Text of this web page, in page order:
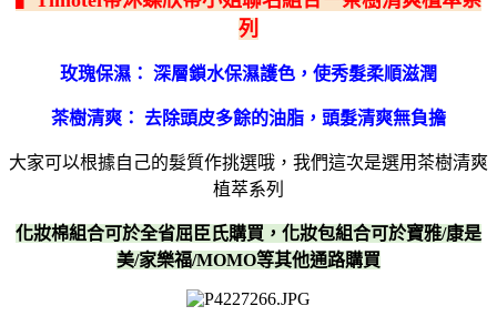
列
玫瑰保濕： 深層鎖水保濕護色，使秀髮柔順滋潤
茶樹清爽： 去除頭皮多餘的油脂，頭髮清爽無負擔
大家可以根據自己的髮質作挑選哦，我們這次是選用茶樹清爽
植萃系列
化妝棉組合可於全省屈臣氏購買，化妝包組合可於寶雅/康是
美/家樂福/MOMO等其他通路購買